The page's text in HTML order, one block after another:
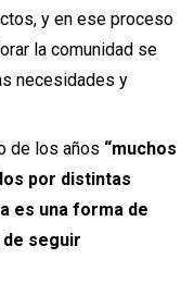
y en ese proceso
la comunidad se
necesidades y
de los años “muchos
por distintas
es una forma de
seguir